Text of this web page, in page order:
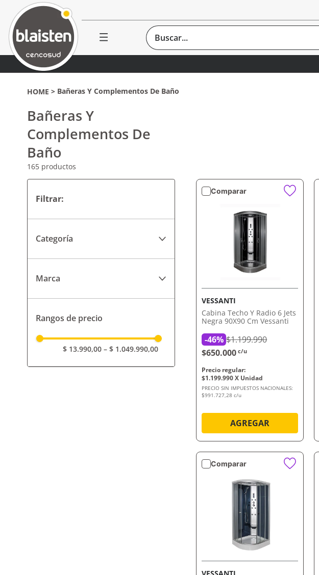
Buscar...
Bañeras Y Complementos De Baño
Bañeras Y
Complementos De
Baño
165 productos
Categoría
Accesorios de Baños
Mamparas para Baño y
Marca
Andez
Bagnara
F.V.
Rangos de precio
$ 13.990,00 – $ 1.049.990,00
Comparar
VISTA RÁPIDA
VESSANTI
Cabina Techo Y Radio 6 Jets
Negra 90X90 Cm Vessanti
-46% $1.199.990
$650.000 c/u
$1.199.990
PRECIO SIN IMPUESTOS NACIONALES:
$991.727,28 c/u
AGREGAR
Comparar
VISTA RÁPIDA